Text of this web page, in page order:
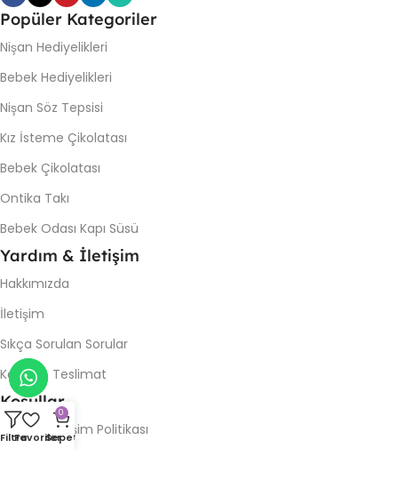
Popüler Kategoriler
Nişan Hediyelikleri
Bebek Hediyelikleri
Nişan Söz Tepsisi
Kız İsteme Çikolatası
Bebek Çikolatası
Ontika Takı
Bebek Odası Kapı Süsü
Yardım & İletişim
Hakkımızda
İletişim
Sıkça Sorulan Sorular
Kargo & Teslimat
Koşullar
İade & Değişim Politikası
FiltreFavoriler
0
Sepet